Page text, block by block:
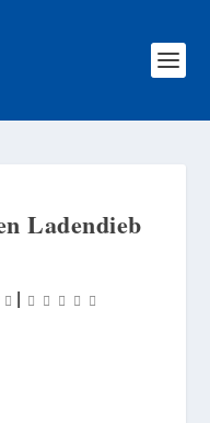
Ladendieb
|